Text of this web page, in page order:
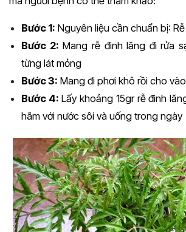
Bước 1: Nguyên liệu cần chuẩn bị:
Bước 2: Mang rễ đinh lăng đi rửa
từng lát mỏng
Bước 3: Mang đi phơi khô rồi cho
Bước 4: Lấy khoảng 15gr rễ đinh
hãm với nước sôi và uống trong ngày